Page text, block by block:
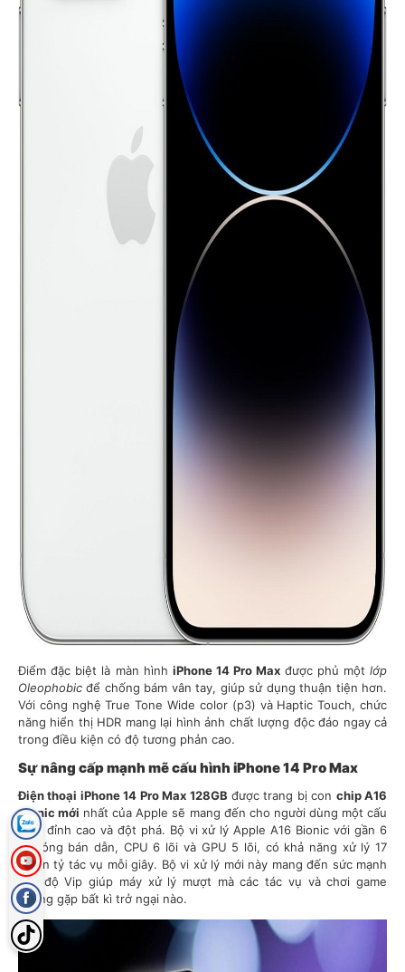
Điểm đặc biệt là màn hình iPhone 14 Pro Max được phủ mộtlớp
Oleophobic để chống bám vân tay, giúp sử dụng thuận tiện hơn.
Với công nghệ True Tone Wide color (p3) và Haptic Touch, chức
năng hiển thị HDR mang lại hình ảnh chất lượng độc đáo ngay cả
trong điều kiện có độ tương phản cao.
Sự nâng cấp mạnh mẽ cấu hình iPhone 14 Pro Max
Điện thoại iPhone 14 Pro Max 128GB được trang bị con chip A16
Bionic mới nhất của Apple sẽ mang đến cho người dùng một cấu
hình đỉnh cao và đột phá. Bộ vi xử lý Apple A16 Bionic với gần 6
tỷ bóng bán dẫn, CPU 6 lõi và GPU 5 lõi, có khả năng xử lý 17
nghìn tỷ tác vụ mỗi giây. Bộ vi xử lý mới này mang đến sức mạnh
cấp độ Vip giúp máy xử lý mượt mà các tác vụ và chơi game
không gặp bất kì trở ngại nào.